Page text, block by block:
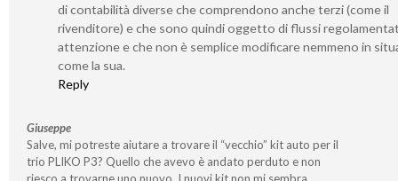
di contabilità diverse che comprendono anche terzi (come il
rivenditore) e che sono quindi oggetto di flussi
attenzione e che non è semplice modificare nemmeno in
come la sua.
Reply
Giuseppe
Salve, mi potreste aiutare a trovare il “vecchio” kit auto per il
trio PLIKO P3? Quello che avevo è andato perduto e non
riesco a trovarne uno nuovo. I nuovi kit non mi sembra